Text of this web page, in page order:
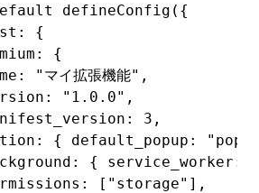
defineConfig ({
:
{
:
{
: "マイ拡張機能" ,
: "1.0.0" ,
: 3 ,
: { default_popup :
: { service_worker :
: [ "storage" ] ,